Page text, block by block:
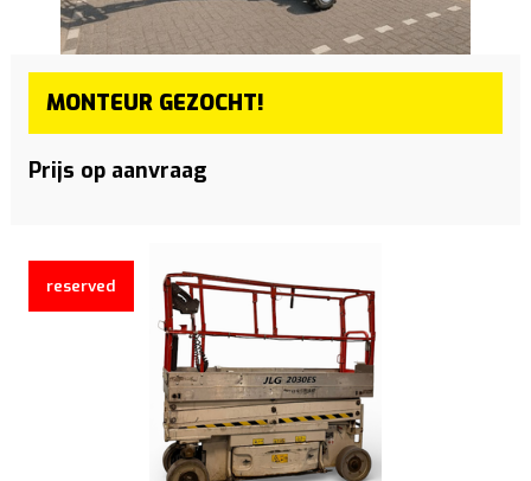
MONTEUR GEZOCHT!
Prijs op aanvraag
reserved